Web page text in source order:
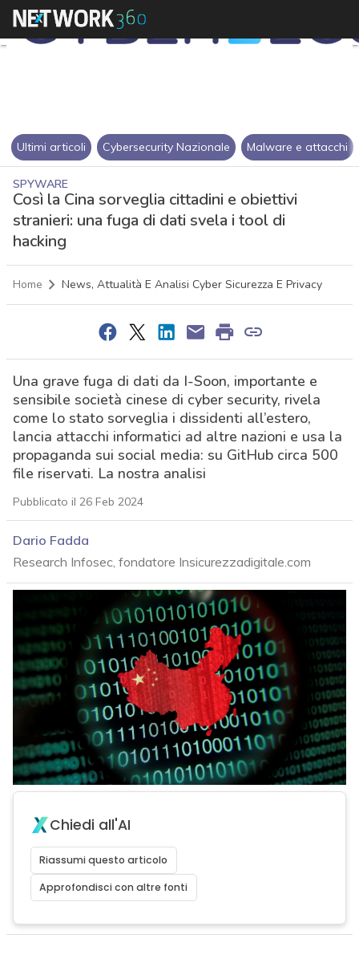
Ultimi articoli Cybersecurity Nazionale Malware e attacchi
SPYWARE
Così la Cina sorveglia cittadini e obiettivi
stranieri: una fuga di dati svela i tool di
hacking
Home News, Attualità E Analisi Cyber Sicurezza E Privacy
Una grave fuga di dati da I-Soon, importante e
sensibile società cinese di cyber security, rivela
come lo stato sorveglia i dissidenti all’estero,
lancia attacchi informatici ad altre nazioni e usa la
propaganda sui social media: su GitHub circa 500
file riservati. La nostra analisi
Pubblicato il 26 Feb 2024
Dario Fadda
Research Infosec, fondatore Insicurezzadigitale.com
Chiedi all'AI
Riassumi questo articolo
Approfondisci con altre fonti